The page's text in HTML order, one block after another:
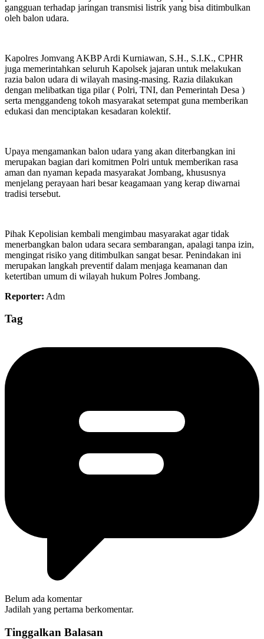
gangguan terhadap jaringan transmisi listrik yang bisa ditimbulkan
oleh balon udara.
Kapolres Jomvang AKBP Ardi Kurniawan, S.H., S.I.K., CPHR
juga memerintahkan seluruh Kapolsek jajaran untuk melakukan
razia balon udara di wilayah masing-masing. Razia dilakukan
dengan melibatkan tiga pilar ( Polri, TNI, dan Pemerintah Desa )
serta menggandeng tokoh masyarakat setempat guna memberikan
edukasi dan menciptakan kesadaran kolektif.
Upaya mengamankan balon udara yang akan diterbangkan ini
merupakan bagian dari komitmen Polri untuk memberikan rasa
aman dan nyaman kepada masyarakat Jombang, khususnya
menjelang perayaan hari besar keagamaan yang kerap diwarnai
tradisi tersebut.
Pihak Kepolisian kembali mengimbau masyarakat agar tidak
menerbangkan balon udara secara sembarangan, apalagi tanpa izin,
mengingat risiko yang ditimbulkan sangat besar. Penindakan ini
merupakan langkah preventif dalam menjaga keamanan dan
ketertiban umum di wilayah hukum Polres Jombang.
Reporter: Adm
Tag
Belum ada komentar
Jadilah yang pertama berkomentar.
Tinggalkan Balasan